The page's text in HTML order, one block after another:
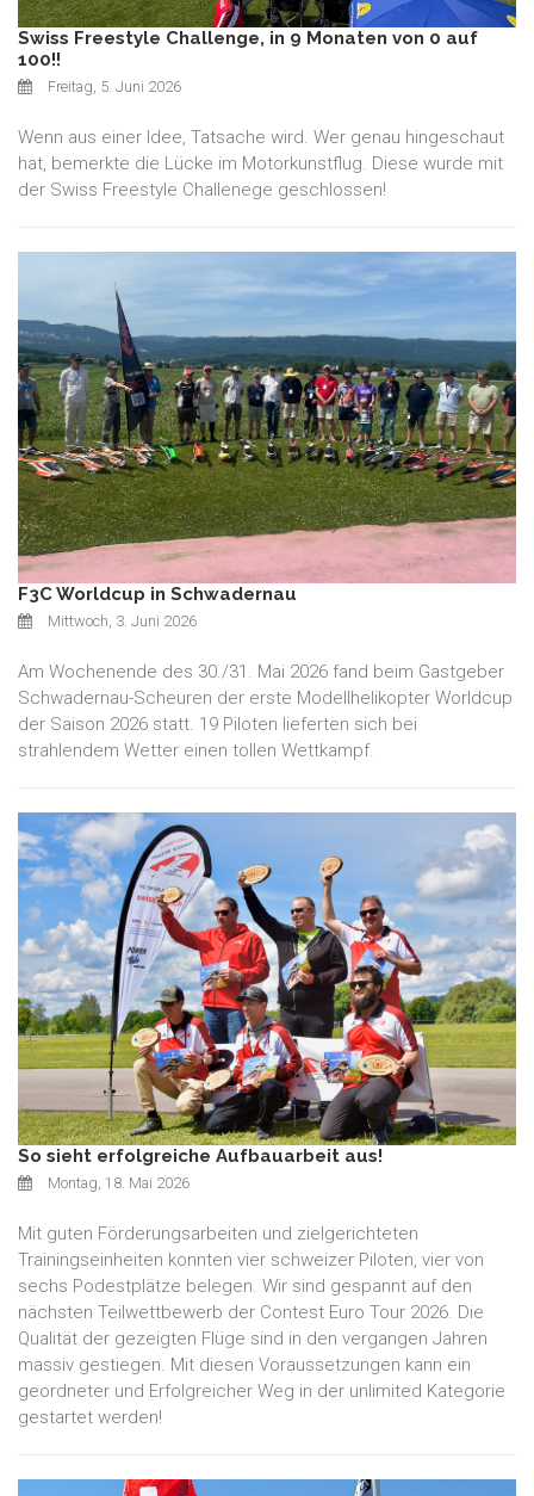
Swiss Freestyle Challenge, in 9 Monaten von 0 auf
100!!
Freitag, 5. Juni 2026
Wenn aus einer Idee, Tatsache wird. Wer genau hingeschaut
hat, bemerkte die Lücke im Motorkunstflug. Diese wurde mit
der Swiss Freestyle Challenege geschlossen!
F3C Worldcup in Schwadernau
Mittwoch, 3. Juni 2026
Am Wochenende des 30./31. Mai 2026 fand beim Gastgeber
Schwadernau-Scheuren der erste Modellhelikopter Worldcup
der Saison 2026 statt. 19 Piloten lieferten sich bei
strahlendem Wetter einen tollen Wettkampf.
So sieht erfolgreiche Aufbauarbeit aus!
Montag, 18. Mai 2026
Mit guten Förderungsarbeiten und zielgerichteten
Trainingseinheiten konnten vier schweizer Piloten, vier von
sechs Podestplätze belegen. Wir sind gespannt auf den
nächsten Teilwettbewerb der Contest Euro Tour 2026. Die
Qualität der gezeigten Flüge sind in den vergangen Jahren
massiv gestiegen. Mit diesen Voraussetzungen kann ein
geordneter und Erfolgreicher Weg in der unlimited Kategorie
gestartet werden!